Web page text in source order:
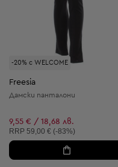
-20% с WELCOME
Freesia
Дамски панталони
9,55 € / 18,68 лв.
Препоръчителна цена:
RRP 59,00 € (-83%)